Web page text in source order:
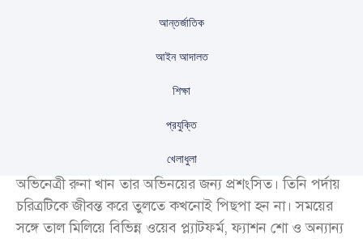
আন্তর্জাতিক
আইন আদালত
শিক্ষা
প্রযুক্তি
খেলাধুলা
অভিনেত্রী রুনা খান তার অভিনয়ের জন্য প্রশংসিত। তিনি পর্দায়
চরিত্রটিকে জীবন্ত করে তুলতে কখনোই পিছপা হন না। সময়ের
সঙ্গে তাল মিলিয়ে বিভিন্ন ওয়েব প্ল্যাটফর্ম, ফ্যাশন শো ও অন্যান্য